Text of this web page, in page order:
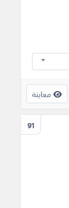
معاينة
91